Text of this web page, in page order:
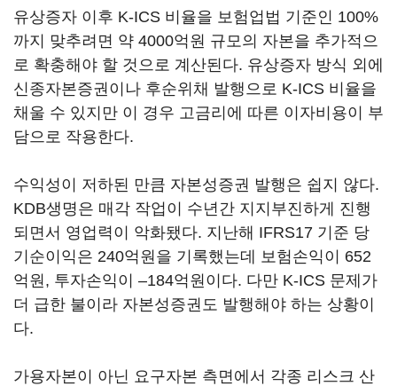
유상증자 이후 K-ICS 비율을 보험업법 기준인 100%
까지 맞추려면 약 4000억원 규모의 자본을 추가적으
로 확충해야 할 것으로 계산된다. 유상증자 방식 외에
신종자본증권이나 후순위채 발행으로 K-ICS 비율을
채울 수 있지만 이 경우 고금리에 따른 이자비용이 부
담으로 작용한다.
수익성이 저하된 만큼 자본성증권 발행은 쉽지 않다.
KDB생명은 매각 작업이 수년간 지지부진하게 진행
되면서 영업력이 악화됐다. 지난해 IFRS17 기준 당
기순이익은 240억원을 기록했는데 보험손익이 652
억원, 투자손익이 –184억원이다. 다만 K-ICS 문제가
더 급한 불이라 자본성증권도 발행해야 하는 상황이
다.
가용자본이 아닌 요구자본 측면에서 각종 리스크 산